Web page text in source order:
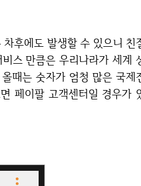
스 만큼은 우리나라가 세계
때는 숫자가 엄청 많은 국제
페이팔 고객센터일 경우가